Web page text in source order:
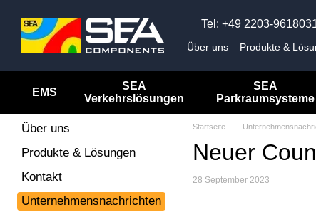
Tel: +49 2203-
Über uns Produkte &
EMS
SEA
Verkehrslösungen
SEA
Parkraumsysteme
Startseite
Neuer
28 September 2023
Über uns
Produkte & Lösungen
Kontakt
Unternehmensnachrichten